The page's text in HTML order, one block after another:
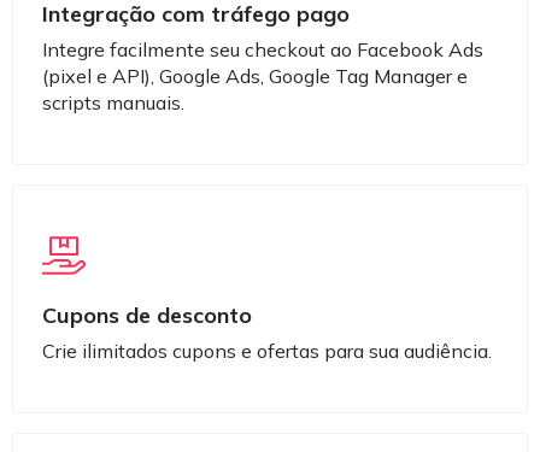
Integração com tráfego pago
Integre facilmente seu checkout ao Facebook Ads
(pixel e API), Google Ads, Google Tag Manager e
scripts manuais.
Cupons de desconto
Crie ilimitados cupons e ofertas para sua audiência.